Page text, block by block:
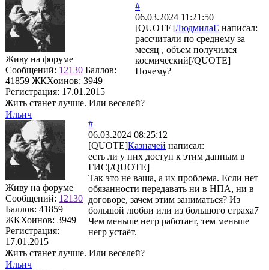
Живу на форуме
Сообщений: 12130 Баллов:
41859 ЖКХоинов: 3949
Регистрация: 17.01.2015
#
06.03.2024 11:21:50
[QUOTE]ЛюдмилаЕ написал:
рассчитали по среднему за
месяц , объем получился
космический[/QUOTE]
Почему?
Жить станет лучше. Или веселей?
Ильич
Живу на форуме
Сообщений: 12130
Баллов: 41859
ЖКХоинов: 3949
Регистрация:
17.01.2015
#
06.03.2024 08:25:12
[QUOTE]Казначей написал:
есть ли у них доступ к этим данным в
ГИС[/QUOTE]
Так это не ваша, а их проблема. Если нет
обязанности передавать ни в НПА, ни в
договоре, зачем этим заниматься? Из
большой любви или из большого страха7
Чем меньше негр работает, тем меньше
негр устаёт.
Жить станет лучше. Или веселей?
Ильич